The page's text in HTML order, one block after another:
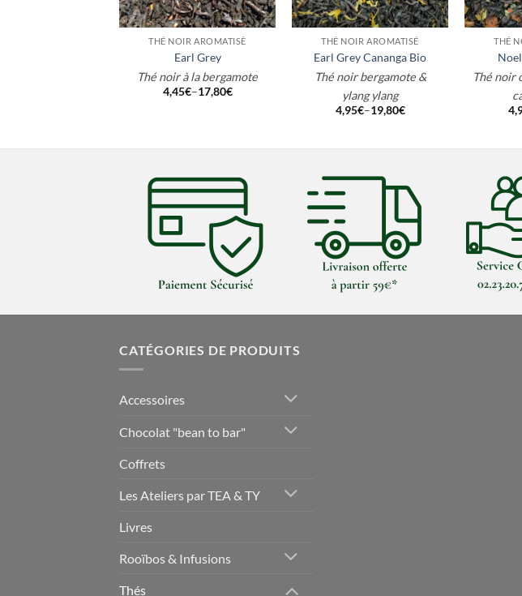
+
THÉ NOIR AROMATISÉ
Earl Grey
Thé noir à la bergamote
4,45€–17,80€
+
THÉ NOIR AROMATISÉ
Earl Grey Cananga Bio
Thé noir bergamote &
ylang ylang
4,95€–19,80€
+
THÉ
Thé noir
CATÉGORIES DE PRODUITS
Accessoires
Chocolat "bean to bar"
Coffrets
Les Ateliers par TEA & TY
Livres
Rooïbos & Infusions
Thés